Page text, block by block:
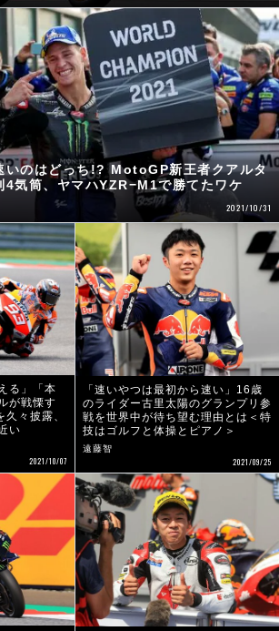
いのはどっち!? MotoGP新王者クアルタ
4気筒、ヤマハYZR−M1で勝てたワケ
2021/10/31
る」「本
が戦慄す
久々披露、
い
2021/10/07
「速いやつは最初から速い」16歳
のライダー古里太陽のグランプリ参
戦を世界中が待ち望む理由とは＜特
技はゴルフと体操とピアノ＞
遠藤智
2021/09/25